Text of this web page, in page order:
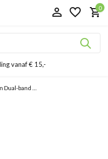
0
vanaf € 15,-
Dual-band ...